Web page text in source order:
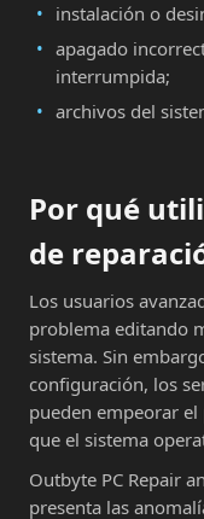
instalación o
apagado
interrumpida;
archivos del
Por qué
de
Los usuarios
problema editando
sistema. Sin
configuración, los
pueden empeorar
que el sistema
Outbyte PC Repair
presenta las